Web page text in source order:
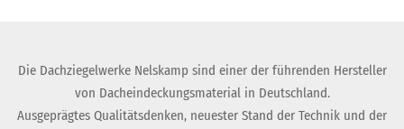
Die Dachziegelwerke Nelskamp sind einer der führenden Hersteller
von Dacheindeckungsmaterial in Deutschland.
Ausgeprägtes Qualitätsdenken, neuester Stand der Technik und der